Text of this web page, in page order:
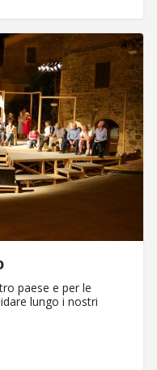
paese e per le
lungo i nostri